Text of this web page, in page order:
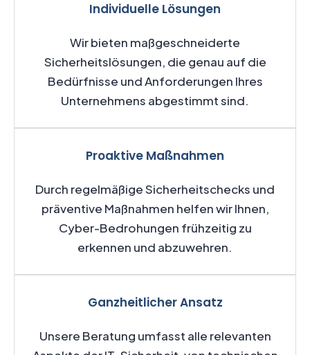
Individuelle Lösungen
Wir bieten maßgeschneiderte
Sicherheitslösungen, die genau auf die
Bedürfnisse und Anforderungen Ihres
Unternehmens abgestimmt sind.
Proaktive Maßnahmen
Durch regelmäßige Sicherheitschecks und
präventive Maßnahmen helfen wir Ihnen,
Cyber-Bedrohungen frühzeitig zu
erkennen und abzuwehren.
Ganzheitlicher Ansatz
Unsere Beratung umfasst alle relevanten